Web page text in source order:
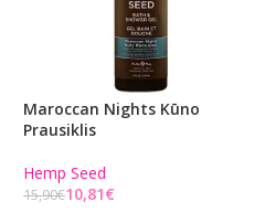
Maroccan Nights Kūno
Prausiklis
Hemp Seed
15,90€10,81€